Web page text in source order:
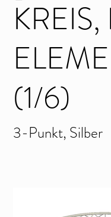
(1/6)
3-Punkt, Silber